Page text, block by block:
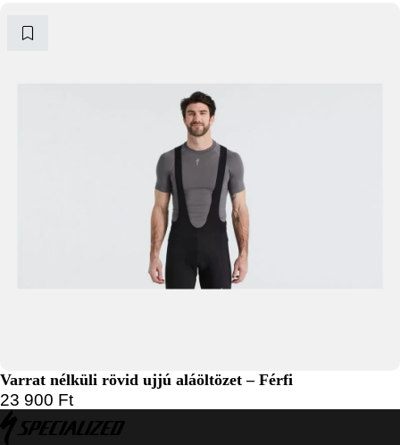
Varrat nélküli rövid ujjú aláöltözet – Férfi
23 900 Ft